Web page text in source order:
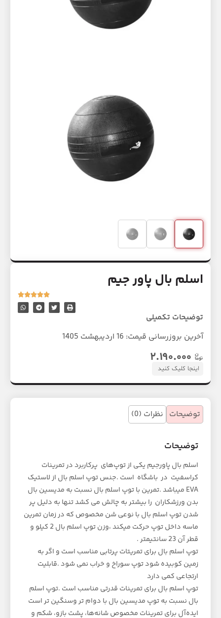
اینجا کلیک کنید
اسلم بال پاور جیم
توضیحات تکمیلی
آخرین بروزرسانی قیمت: 16 اردیبهشت 1405
توضیحات نظرات (0)
توضیحات
اسلم بال پاورجیم یکی از توپ‌های پرکاربرد در تمرینات
کراسفیت در باشگاه است .جنس توپ اسلم بال از لاستیک
EVA میباشد .تمرین با توپ اسلم بال نسبت به مدیسین بال
بدن ورزشکاران را بیشتر به چالش می کشد تنها به دلیل پر
شدن توپ اسلم بال با نوعی شن مخصوص که در زمان تمرین
ماسه داخل توپ حرکت میکند ،وزن توپ اسلم بال 2 کیلو و
قطر آن 23 سانتیمتر .
توپ اسلم بال برای تمریتات پرتابی مناسب است و اگر به
زمین کوبیده شود توپ سوراخ و خراب نمی شود .قابلیت
ارتجاعی کمی دارد
توپ اسلم بال برای تمرینات قدرتی مناسب است .توپ اسلم
بال نسبت به توپ مدیسین بال با دوام تر وسنگین تر است
ایده‌آل برای تمرینات مخصوص شانه‌ها، پشت بازو، شکم و